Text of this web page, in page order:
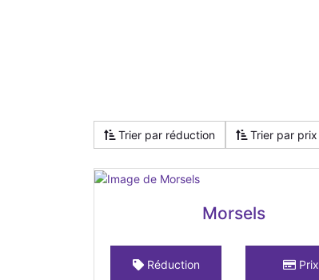
Trier par réduction Trier par prix
Morsels
Réduction Prix